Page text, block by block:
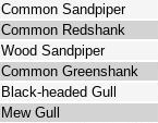
Common Sandpiper
Common Redshank
Wood Sandpiper
Common Greenshank
Black-headed Gull
Mew Gull